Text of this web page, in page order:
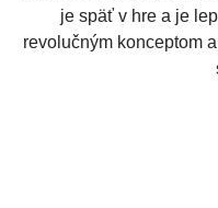
je späť v hre a je
revolučným konceptom